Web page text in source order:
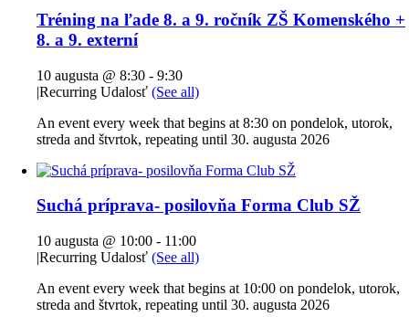
Tréning na ľade 8. a 9. ročník ZŠ Komenského +
8. a 9. externí
10 augusta @ 8:30 - 9:30
|Recurring Udalosť (See all)
An event every week that begins at 8:30 on pondelok, utorok,
streda and štvrtok, repeating until 30. augusta 2026
Suchá príprava- posilovňa Forma Club SŽ
10 augusta @ 10:00 - 11:00
|Recurring Udalosť (See all)
An event every week that begins at 10:00 on pondelok, utorok,
streda and štvrtok, repeating until 30. augusta 2026